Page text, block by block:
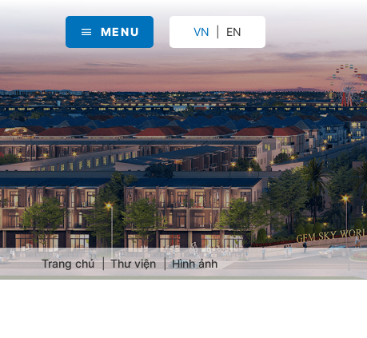
MENU VN EN
Trang chủ Thư viện Hình ảnh